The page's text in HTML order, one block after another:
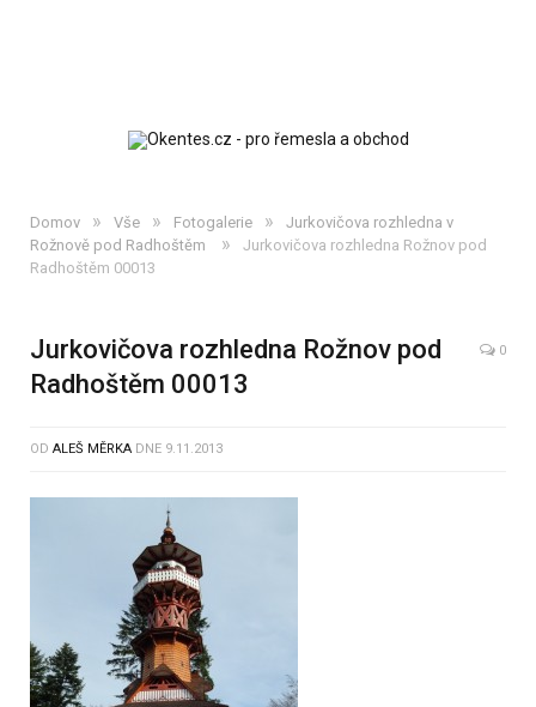
Domov » Vše » Fotogalerie »
Jurkovičova rozhledna v
Rožnově pod Radhoštěm
»
Jurkovičova rozhledna Rožnov pod
Radhoštěm 00013
Jurkovičova rozhledna Rožnov pod
Radhoštěm 00013
0
OD ALEŠ MĚRKA DNE 9.11.2013